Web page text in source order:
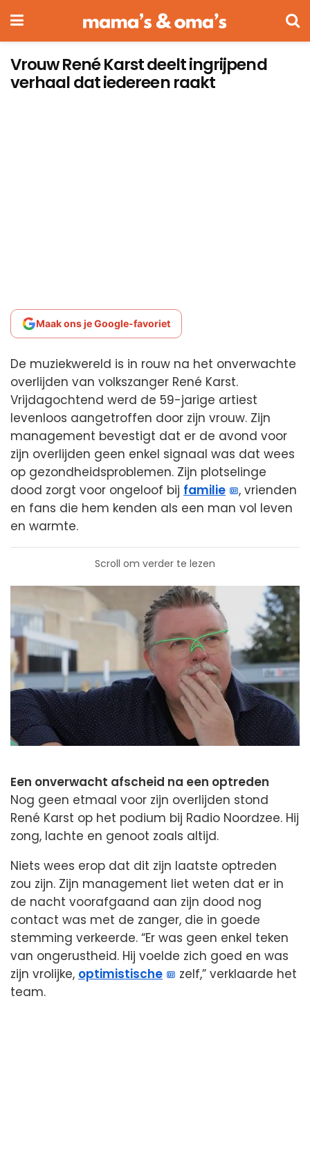
Vrouw René Karst deelt ingrijpend
verhaal dat iedereen raakt
Maak ons je Google-favoriet
De muziekwereld is in rouw na het onverwachte
overlijden van volkszanger René Karst.
Vrijdagochtend werd de 59-jarige artiest
levenloos aangetroffen door zijn vrouw. Zijn
management bevestigt dat er de avond voor
zijn overlijden geen enkel signaal was dat wees
op gezondheidsproblemen. Zijn plotselinge
dood zorgt voor ongeloof bij familie
, vrienden
en fans die hem kenden als een man vol leven
en warmte.
Scroll om verder te lezen
Een onverwacht afscheid na een optreden
Nog geen etmaal voor zijn overlijden stond
René Karst op het podium bij Radio Noordzee. Hij
zong, lachte en genoot zoals altijd.
Niets wees erop dat dit zijn laatste optreden
zou zijn. Zijn management liet weten dat er in
de nacht voorafgaand aan zijn dood nog
contact was met de zanger, die in goede
stemming verkeerde. “Er was geen enkel teken
van ongerustheid. Hij voelde zich goed en was
zijn vrolijke, optimistische
zelf,” verklaarde het
team.